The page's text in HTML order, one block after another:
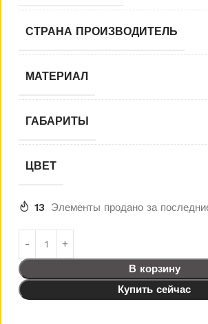
СТРАНА ПРОИЗВОДИТЕЛЬ
МАТЕРИАЛ
ГАБАРИТЫ
ЦВЕТ
13 Элементы продано за
В корзину
Купить сейчас